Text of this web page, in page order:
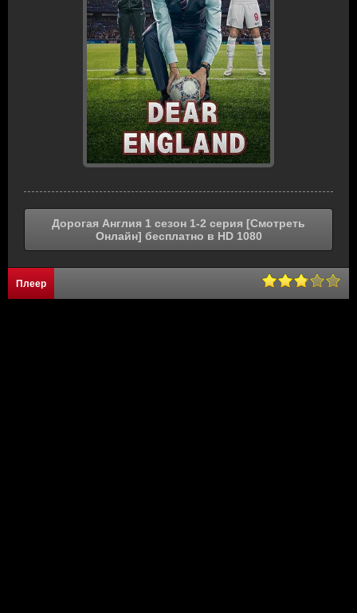
Дорогая Англия 1 сезон 1-2 серия [Смотреть
Онлайн] бесплатно в HD 1080
Плеер